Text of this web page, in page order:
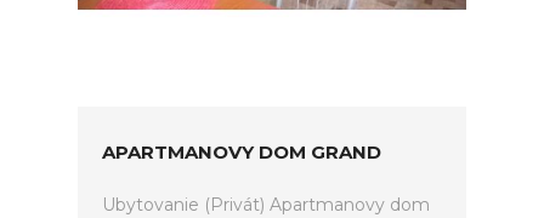
APARTMANOVY DOM GRAND
Ubytovanie (Privát) Apartmanovy dom